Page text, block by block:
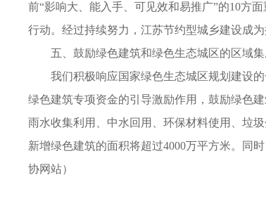
前“影响大、能入手、可见效和易推广”的10方
行动。经过持续努力，江苏节约型城乡建设成
五、鼓励绿色建筑和绿色生态城区的区域集
我们积极响应国家绿色生态城区规划建设的
绿色建筑专项资金的引导激励作用，鼓励绿色
雨水收集利用、中水回用、环保材料使用、垃
新增绿色建筑的面积将超过4000万平方米。同
协网站）